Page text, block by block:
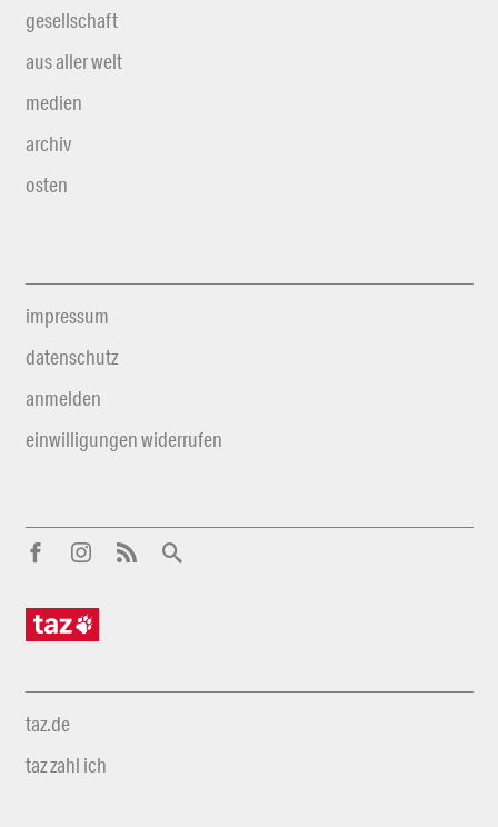
gesellschaft
aus aller welt
medien
archiv
osten
impressum
datenschutz
anmelden
einwilligungen widerrufen
taz.de
taz zahl ich